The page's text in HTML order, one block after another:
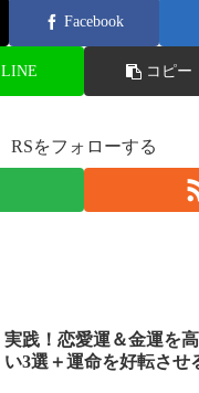
Facebook
LINE コピー
RSをフォローする
実践！恋愛運＆金運を
い3選＋運命を好転させ